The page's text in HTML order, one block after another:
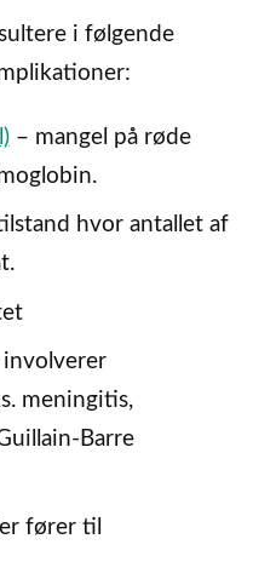
i følgende
– mangel på røde
hvor antallet af
meningitis,
Barre
fører til